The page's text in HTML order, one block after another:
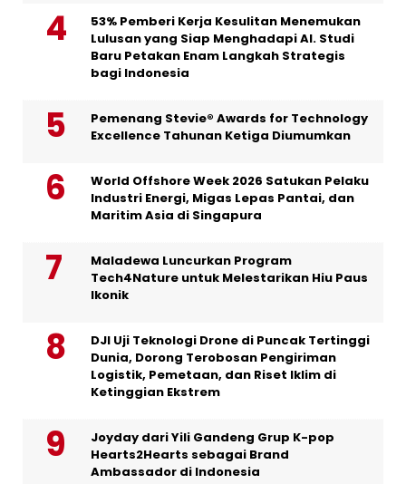
53% Pemberi Kerja Kesulitan Menemukan
Lulusan yang Siap Menghadapi AI. Studi
Baru Petakan Enam Langkah Strategis
bagi Indonesia
Pemenang Stevie® Awards for Technology
Excellence Tahunan Ketiga Diumumkan
World Offshore Week 2026 Satukan Pelaku
Industri Energi, Migas Lepas Pantai, dan
Maritim Asia di Singapura
Maladewa Luncurkan Program
Tech4Nature untuk Melestarikan Hiu Paus
Ikonik
DJI Uji Teknologi Drone di Puncak Tertinggi
Dunia, Dorong Terobosan Pengiriman
Logistik, Pemetaan, dan Riset Iklim di
Ketinggian Ekstrem
Joyday dari Yili Gandeng Grup K-pop
Hearts2Hearts sebagai Brand
Ambassador di Indonesia